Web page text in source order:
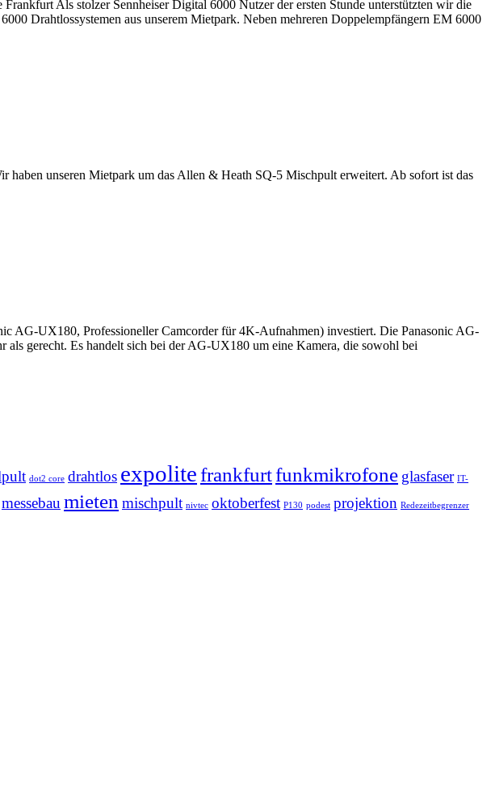
Als stolzer Sennheiser Digital 6000 Nutzer der ersten Stunde unterstützten wir die
Drahtlossystemen aus unserem Mietpark. Neben mehreren Doppelempfängern EM 6000
unseren Mietpark um das Allen & Heath SQ-5 Mischpult erweitert. Ab sofort ist das
UX180, Professioneller Camcorder für 4K-Aufnahmen) investiert. Die Panasonic AG-
gerecht. Es handelt sich bei der AG-UX180 um eine Kamera, die sowohl bei
dot2 core drahtlos expolitefrankfurtfunkmikrofone glasfaser IT-
messebau mieten mischpult nivtec oktoberfest P130 podest projektion Redezeitbegrenzer